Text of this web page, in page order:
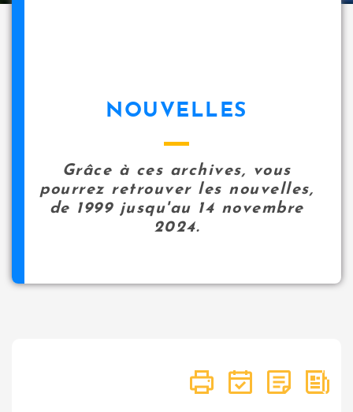
NOUVELLES
Grâce à ces archives, vous
pourrez retrouver les nouvelles,
de 1999 jusqu'au 14 novembre
2024.